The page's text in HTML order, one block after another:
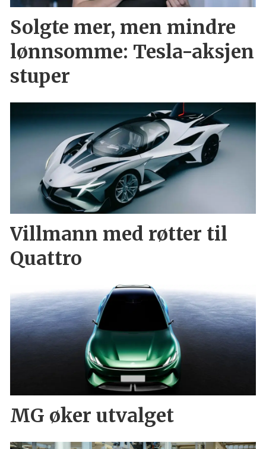
Solgte mer, men mindre
lønnsomme: Tesla-aksjen
stuper
Villmann med røtter til
Quattro
MG øker utvalget